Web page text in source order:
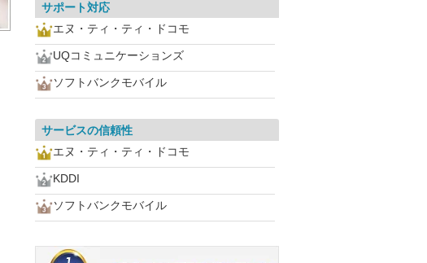
サポート対応
エヌ・ティ・ティ・ドコモ
UQコミュニケーションズ
ソフトバンクモバイル
サービスの信頼性
エヌ・ティ・ティ・ドコモ
KDDI
ソフトバンクモバイル